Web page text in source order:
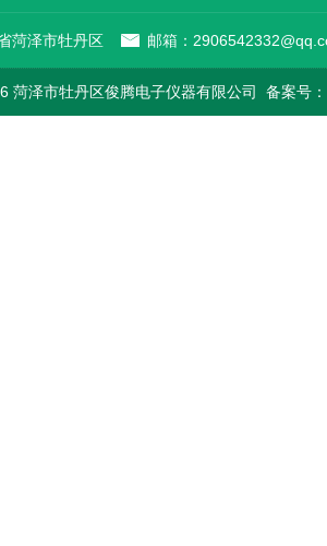
菏泽市牡丹区 邮箱：
菏泽市牡丹区俊腾电子仪器有限公司 备案号